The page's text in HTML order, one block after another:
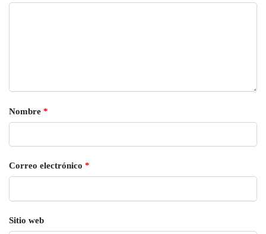
Nombre *
Correo electrónico *
Sitio web